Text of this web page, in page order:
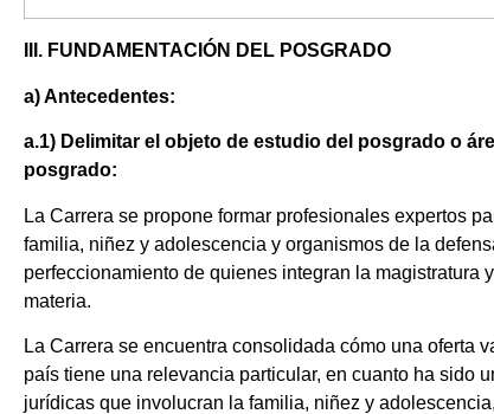
III. FUNDAMENTACIÓN DEL POSGRADO
a) Antecedentes:
a.1) Delimitar el objeto de estudio del posgrado o
posgrado:
La Carrera se propone formar profesionales expertos
familia, niñez y adolescencia y organismos de la
perfeccionamiento de quienes integran la
materia.
La Carrera se encuentra consolidada cómo una oferta
país tiene una relevancia particular, en cuanto ha sido
jurídicas que involucran la familia, niñez y